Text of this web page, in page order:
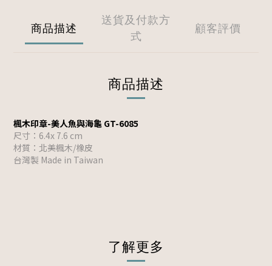
商品描述
送貨及付款方
式
顧客評價
商品描述
楓木印章-美人魚與海龜 GT-6085
尺寸：6.4x 7.6 cm
材質：北美楓木/橡皮
台灣製 Made in Taiwan
了解更多